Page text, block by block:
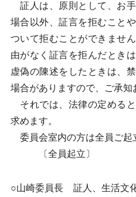
証人は、原則として、お
場合以外、証言を拒むこと
ついて拒むことができませ
由がなく証言を拒んだとき
虚偽の陳述をしたときは、
場合がありますので、ご承知
それでは、法律の定める
求めます。
委員会室内の方は全員ご起
〔全員起立〕
○山崎委員長 証人、生活文